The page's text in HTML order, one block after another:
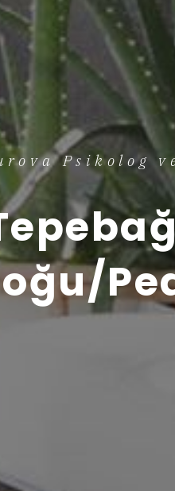
Psikolog